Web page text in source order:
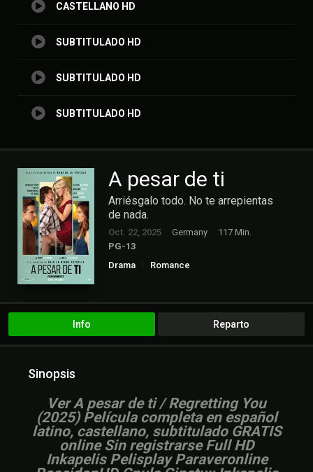
CASTELLANO HD
SUBTITULADO HD
SUBTITULADO HD
SUBTITULADO HD
A pesar de ti
Arriésgalo todo. No te arrepientas
de nada.
Oct. 22, 2025 Germany
117 Min.
PG-13
Drama
Romance
Info Reparto
Sinopsis
Ver A pesar de ti / Regretting You
(2025) Película completa en español
latino, castellano, subtitulado GRATIS
online Sin registrarse Full HD
Inkapelis Pelisplay Paraveronline